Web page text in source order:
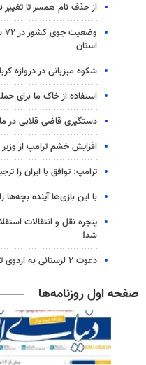
از حذف نام همسر تا تغییر
استان
شکوه میزبانی در دروازه
استفاده از خاک ما برای
دستگیری قاضی قلابی در
افزایش خشم ترامپ از
ترامپ: توافق با ایران را
با این بازی‌ها آینده بچه‌ها
پنجره‌ نقل و انتقالات
شد!
دعوت ۲ لرستانی به اردوی تیم ملی کشتی ساحلی نوجوانان
صفحه اول روزنامه‌ها